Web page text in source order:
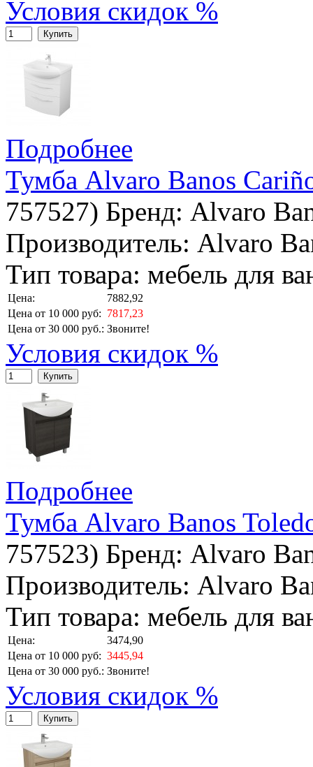
Условия скидок %
Купить
Подробнее
Тумба Alvaro Banos
757527) Бренд: Alvaro
Производитель: Alvaro
Тип товара: мебель для
Цена:
7882,92
Цена от 10 000 руб: 7817,23
Цена от 30 000 руб.: Звоните!
Условия скидок %
Купить
Подробнее
Тумба Alvaro Banos
757523) Бренд: Alvaro
Производитель: Alvaro
Тип товара: мебель для
Цена:
3474,90
Цена от 10 000 руб: 3445,94
Цена от 30 000 руб.: Звоните!
Условия скидок %
Купить